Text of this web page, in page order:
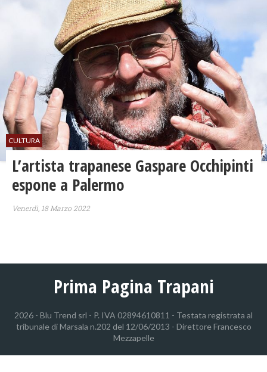
CULTURA
L’artista trapanese Gaspare Occhipinti
espone a Palermo
Venerdì, 18 Marzo 2022
Prima Pagina Trapani
2026 - Blu Trend srl - P. IVA 02894610811 - Testata registrata al
tribunale di Marsala n.202 del 12/06/2013 - Direttore Francesco
Mezzapelle